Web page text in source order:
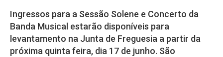
Ingressos para a Sessão Solene e Concerto da
Banda Musical estarão disponíveis para
levantamento na Junta de Freguesia a partir da
próxima quinta feira, dia 17 de junho. São